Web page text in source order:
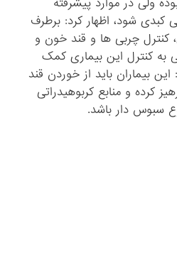
شود، اظهار کرد: برطرف
کنترل چربی ها و قند خون و
به کنترل این بیماری کمک
بیماران باید از خوردن قند
کرده و منابع کربوهیدراتی
سبوس دار باشد.